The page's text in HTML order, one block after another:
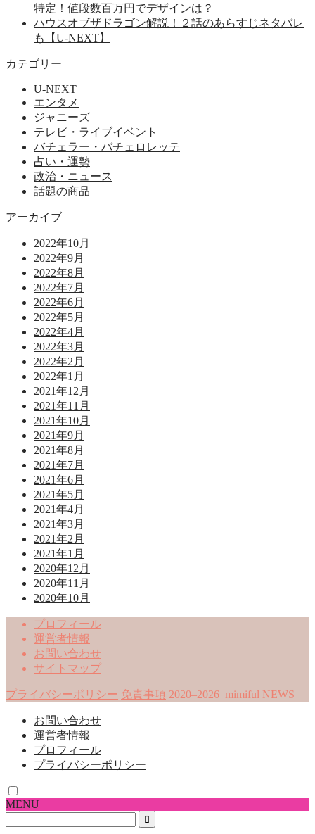
特定！値段数百万円でデザインは？
ハウスオブザドラゴン解説！２話のあらすじネタバレ
も【U-NEXT】
カテゴリー
U-NEXT
エンタメ
ジャニーズ
テレビ・ライブイベント
バチェラー・バチェロレッテ
占い・運勢
政治・ニュース
話題の商品
アーカイブ
2022年10月
2022年9月
2022年8月
2022年7月
2022年6月
2022年5月
2022年4月
2022年3月
2022年2月
2022年1月
2021年12月
2021年11月
2021年10月
2021年9月
2021年8月
2021年7月
2021年6月
2021年5月
2021年4月
2021年3月
2021年2月
2021年1月
2020年12月
2020年11月
2020年10月
プロフィール
運営者情報
お問い合わせ
サイトマップ
プライバシーポリシー 免責事項 2020–2026 mimiful NEWS
お問い合わせ
運営者情報
プロフィール
プライバシーポリシー
MENU